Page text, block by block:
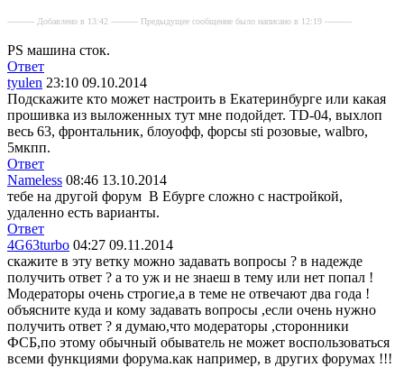
---------- Добавлено в 13:42 ---------- Предыдущее сообщение было написано в 12:19 ----------
PS машина сток.
Ответ
tyulen 23:10 09.10.2014
Подскажите кто может настроить в Екатеринбурге или какая
прошивка из выложенных тут мне подойдет. TD-04, выхлоп
весь 63, фронтальник, блоуофф, форсы sti розовые, walbro,
5мкпп.
Ответ
Nameless 08:46 13.10.2014
тебе на другой форум В Ебурге сложно с настройкой,
удаленно есть варианты.
Ответ
4G63turbo 04:27 09.11.2014
скажите в эту ветку можно задавать вопросы ? в надежде
получить ответ ? а то уж и не знаеш в тему или нет попал !
Модераторы очень строгие,а в теме не отвечают два года !
объясните куда и кому задавать вопросы ,если очень нужно
получить ответ ? я думаю,что модераторы ,сторонники
ФСБ,по этому обычный обыватель не может воспользоваться
всеми функциями форума.как например, в других форумах !!!